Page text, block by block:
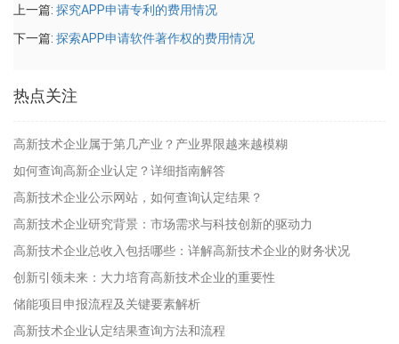
上一篇: 探究APP申请专利的费用情况
下一篇: 探索APP申请软件著作权的费用情况
热点关注
高新技术企业属于第几产业？产业界限越来越模糊
如何查询高新企业认定？详细指南解答
高新技术企业公示网站，如何查询认定结果？
高新技术企业研究背景：市场需求与科技创新的驱动力
高新技术企业总收入包括哪些：详解高新技术企业的财务状况
创新引领未来：大力培育高新技术企业的重要性
储能项目申报流程及关键要素解析
高新技术企业认定结果查询方法和流程